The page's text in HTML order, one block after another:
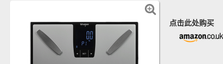
点击此处购买